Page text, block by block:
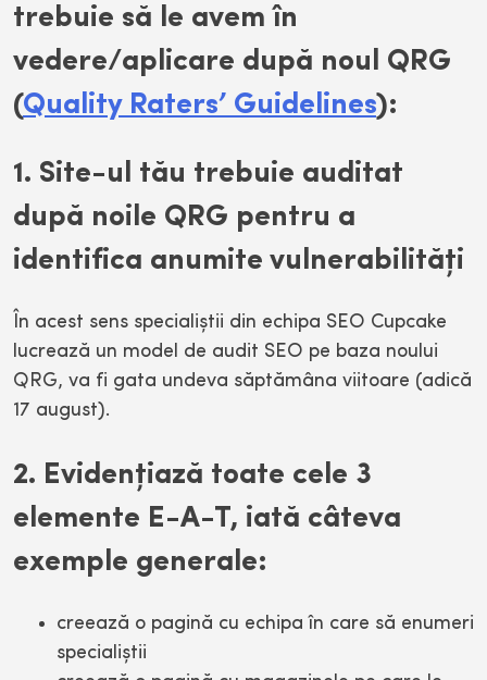
trebuie să le avem în
vedere/aplicare după noul QRG
(Quality Raters’ Guidelines):
1. Site-ul tău trebuie auditat
după noile QRG pentru a
identifica anumite vulnerabilităţi
În acest sens specialiştii din echipa SEO Cupcake
lucrează un model de audit SEO pe baza noului
QRG, va fi gata undeva săptămâna viitoare (adică
17 august).
2. Evidenţiază toate cele 3
elemente E-A-T, iată câteva
exemple generale:
creează o pagină cu echipa în care să enumeri
specialiştii